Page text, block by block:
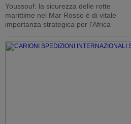
Youssouf: la sicurezza delle rotte
marittime nel Mar Rosso è di vitale
importanza strategica per l'Africa